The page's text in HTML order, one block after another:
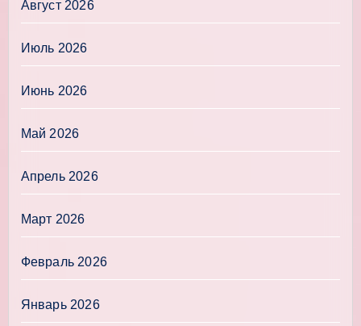
Август 2026
Июль 2026
Июнь 2026
Май 2026
Апрель 2026
Март 2026
Февраль 2026
Январь 2026